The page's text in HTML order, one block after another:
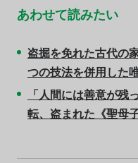
あわせて読みたい
盗掘を免れた古代の
つの技法を併用した
「人間には善意が
転、盗まれた《聖母